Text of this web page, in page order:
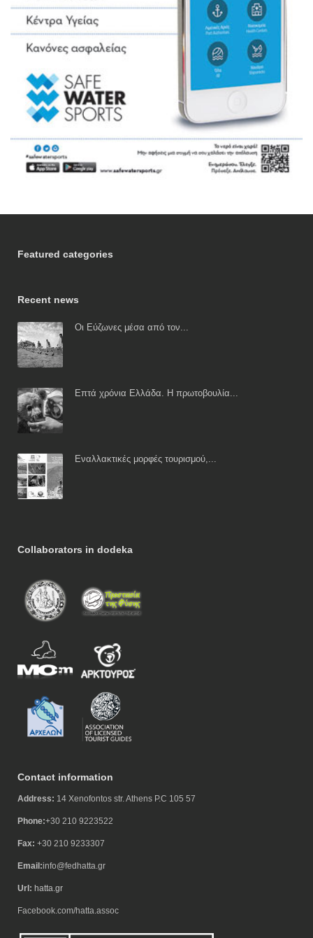
Featured categories
Recent news
Οι Εύζωνες μέσα από τον...
Επτά χρόνια Ελλάδα. Η πρωτοβουλία...
Εναλλακτικές μορφές τουρισμού,...
Collaborators in dodeka
Contact information
Address: 14 Xenofontos str. Athens P.C 105 57
Phone:+30 210 9223522
Fax: +30 210 9233307
Email:info@fedhatta.gr
Url: hatta.gr
Facebook.com/hatta.assoc